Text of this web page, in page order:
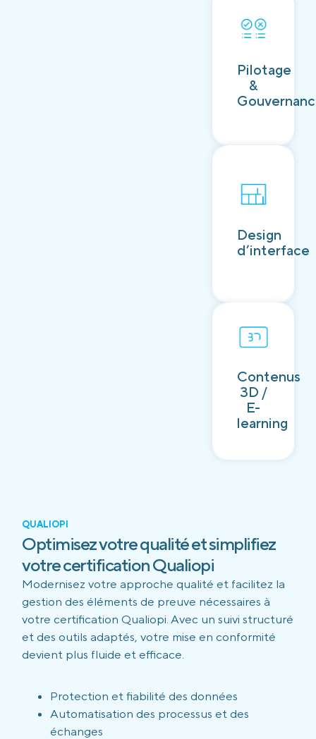
Pilotage
&
Découvrir
Design
d’interface
Contenus
3D /
E-
learning
Découvrir
QUALIOPI
Optimisez votre qualité et simplifiez
votre certification Qualiopi
Modernisez votre approche qualité et facilitez la
gestion des éléments de preuve nécessaires à
votre certification Qualiopi. Avec un suivi structuré
et des outils adaptés, votre mise en conformité
devient plus fluide et efficace.
Protection et fiabilité des données
Automatisation des processus et des
échanges